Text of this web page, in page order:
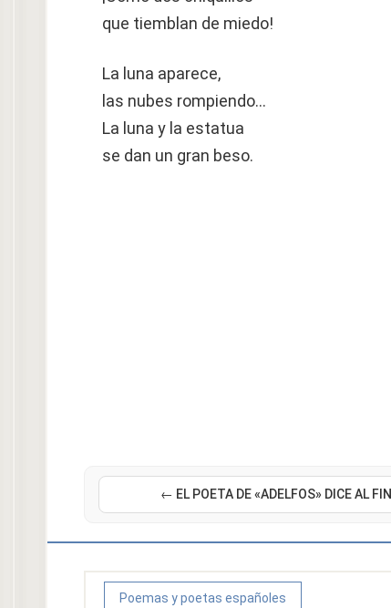
que tiemblan de miedo!
La luna aparece,
las nubes rompiendo…
La luna y la estatua
se dan un gran beso.
← EL POETA DE «ADELFOS» DICE AL FIN
Poemas y poetas españoles